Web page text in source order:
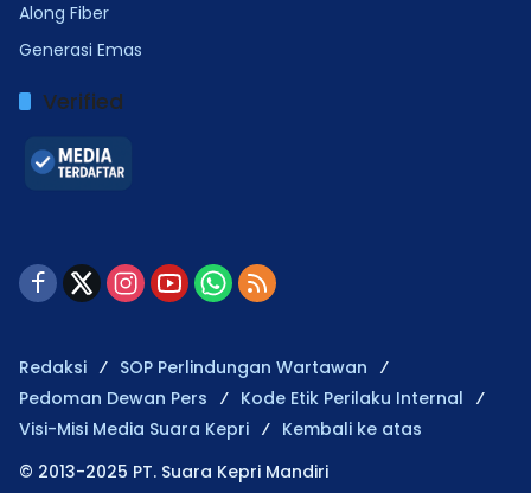
Along Fiber
Generasi Emas
Verified
Redaksi
SOP Perlindungan Wartawan
Pedoman Dewan Pers
Kode Etik Perilaku Internal
Visi-Misi Media Suara Kepri
Kembali ke atas
© 2013-2025 PT. Suara Kepri Mandiri